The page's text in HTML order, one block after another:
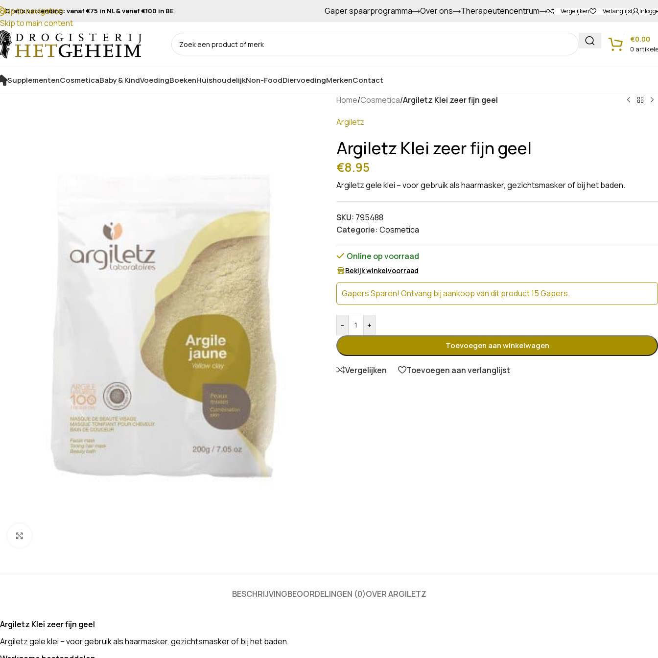
Skip to navigation
Skip to main content
Gratis verzending: vanaf €75 in NL & vanaf €100 in BE Gratis afhalen in de winkel Gapers sparen voor extra korting
Gaper spaarprogramma Over ons Therapeutencentrum Vergelijken Verlanglijst
0
€0.00
SupplementenCosmeticaBaby & KindVoedingBoekenHuishoudelijkNon-FoodDiervoedingMerkenContact
Home/Cosmetica/Argiletz Klei zeer fijn geel
Argiletz
Argiletz Klei zeer fijn geel
€8.95
Argiletz gele klei – voor gebruik als haarmasker, gezichtsmasker of bij het baden.
SKU: 795488
Categorie: Cosmetica
Online op voorraad
Bekijk winkelvoorraad
Gapers Sparen! Ontvang bij aankoop van dit product 15 Gapers.
- +
Toevoegen aan winkelwagen
Vergelijken Toevoegen aan verlanglijst
BESCHRIJVINGBEOORDELINGEN (0)OVER ARGILETZ
Argiletz Klei zeer fijn geel
Argiletz gele klei – voor gebruik als haarmasker, gezichtsmasker of bij het baden.